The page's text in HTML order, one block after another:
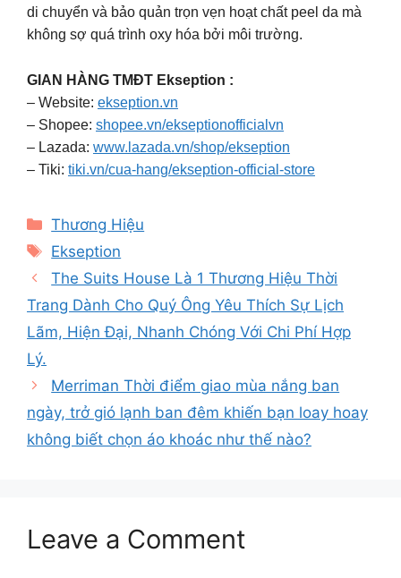
di chuyển và bảo quản trọn vẹn hoạt chất peel da mà
không sợ quá trình oxy hóa bởi môi trường.
GIAN HÀNG TMĐT Ekseption :
– Website: ekseption.vn
– Shopee: shopee.vn/ekseptionofficialvn
– Lazada: www.lazada.vn/shop/ekseption
– Tiki: tiki.vn/cua-hang/ekseption-official-store
Categories
Thương Hiệu
Tags
Ekseption
The Suits House Là 1 Thương Hiệu Thời
Trang Dành Cho Quý Ông Yêu Thích Sự Lịch
Lãm, Hiện Đại, Nhanh Chóng Với Chi Phí Hợp
Lý.
Merriman Thời điểm giao mùa nắng ban
ngày, trở gió lạnh ban đêm khiến bạn loay hoay
không biết chọn áo khoác như thế nào?
Leave a Comment